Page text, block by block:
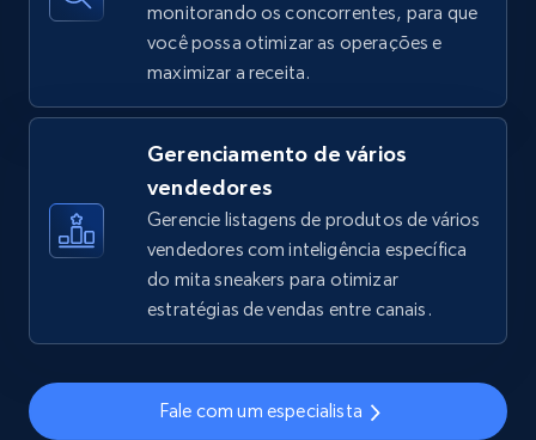
TikTok Shop - discover records by shop url
price, Final price, Discount percent, and more.
668+
Amazon sellers info
monitorando os concorrentes, para que
você possa otimizar as operações e
maximizar a receita.
Gerenciamento de vários
vendedores
Gerencie listagens de produtos de vários
vendedores com inteligência específica
do mita sneakers para otimizar
estratégias de vendas entre canais.
Fale com um especialista